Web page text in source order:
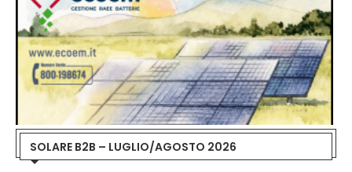
SOLARE B2B – LUGLIO/AGOSTO 2026